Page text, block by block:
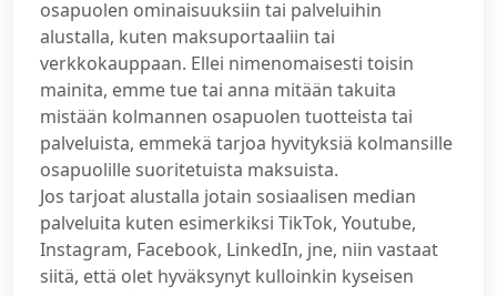
osapuolen ominaisuuksiin tai palveluihin
alustalla, kuten maksuportaaliin tai
verkkokauppaan. Ellei nimenomaisesti toisin
mainita, emme tue tai anna mitään takuita
mistään kolmannen osapuolen tuotteista tai
palveluista, emmekä tarjoa hyvityksiä kolmansille
osapuolille suoritetuista maksuista.
Jos tarjoat alustalla jotain sosiaalisen median
palveluita kuten esimerkiksi TikTok, Youtube,
Instagram, Facebook, LinkedIn, jne, niin vastaat
siitä, että olet hyväksynyt kulloinkin kyseisen